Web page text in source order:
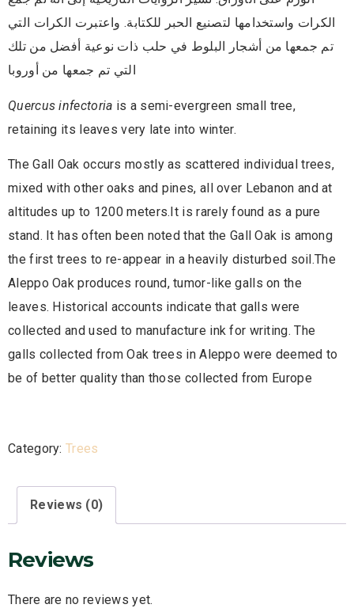
الكرات واستخدامها لتصنيع الحبر للكتابة. واعتبرت الكرات التي
تم جمعها من أشجار البلوط في حلب ذات نوعية أفضل من تلك
التي تم جمعها من أوروبا
Quercus infectoria is a semi-evergreen small tree,
retaining its leaves very late into winter.
The Gall Oak occurs mostly as scattered individual trees,
mixed with other oaks and pines, all over Lebanon and at
altitudes up to 1200 meters.It is rarely found as a pure
stand. It has often been noted that the Gall Oak is among
the first trees to re-appear in a heavily disturbed soil.The
Aleppo Oak produces round, tumor-like galls on the
leaves. Historical accounts indicate that galls were
collected and used to manufacture ink for writing. The
galls collected from Oak trees in Aleppo were deemed to
be of better quality than those collected from Europe
Category:Trees
Reviews (0)
Reviews
There are no reviews yet.